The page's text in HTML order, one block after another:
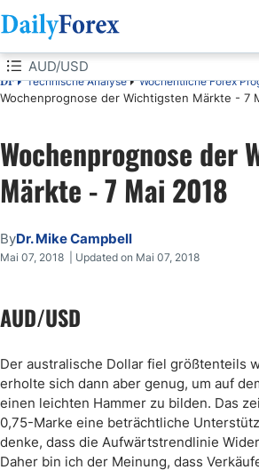
DF Technische Analyse Wöchentliche Forex
Wochenprognose der Wichtigsten Märkte - 7
AUD/USD
AUD/USD
USD/JPY
GBP/USD
EUR/USD
Wochenprognose der
Märkte - 7 Mai 2018
ByDr. Mike Campbell
Mai 07, 2018 | Updated on Mai 07, 2018
AUD/USD
Der australische Dollar fiel größtenteils
erholte sich dann aber genug, um auf
einen leichten Hammer zu bilden. Das
0,75-Marke eine beträchtliche
denke, dass die Aufwärtstrendlinie
Daher bin ich der Meinung, dass